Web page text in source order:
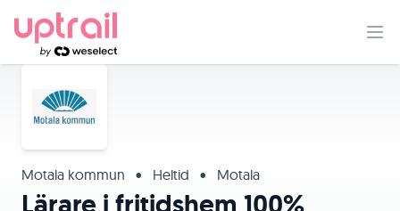
Motala kommun • Heltid • Motala